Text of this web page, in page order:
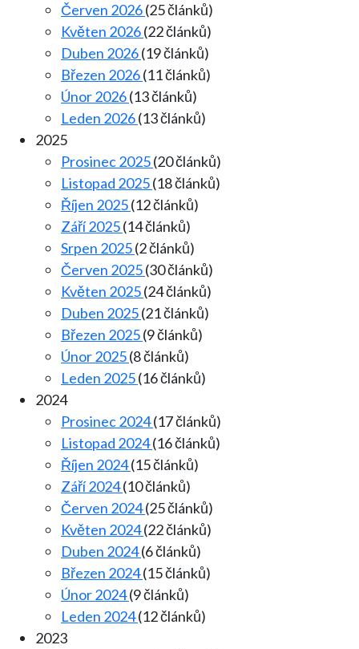
Červen 2026(25 článků)
Květen 2026(22 článků)
Duben 2026(19 článků)
Březen 2026(11 článků)
Únor 2026(13 článků)
Leden 2026(13 článků)
2025
Prosinec 2025(20 článků)
Listopad 2025(18 článků)
Říjen 2025(12 článků)
Září 2025(14 článků)
Srpen 2025(2 článků)
Červen 2025(30 článků)
Květen 2025(24 článků)
Duben 2025(21 článků)
Březen 2025(9 článků)
Únor 2025(8 článků)
Leden 2025(16 článků)
2024
Prosinec 2024(17 článků)
Listopad 2024(16 článků)
Říjen 2024(15 článků)
Září 2024(10 článků)
Červen 2024(25 článků)
Květen 2024(22 článků)
Duben 2024(6 článků)
Březen 2024(15 článků)
Únor 2024(9 článků)
Leden 2024(12 článků)
2023